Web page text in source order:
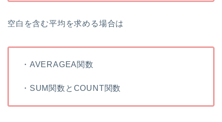
空白を含む平均を求める場合は
・AVERAGEA関数
・SUM関数とCOUNT関数